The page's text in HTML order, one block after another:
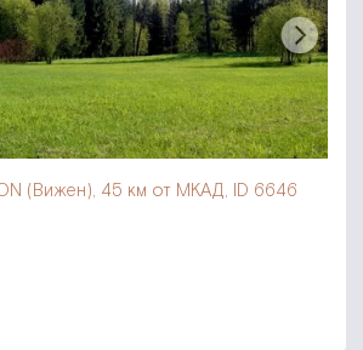
(Вижен), 45 км от МКАД, ID 6646